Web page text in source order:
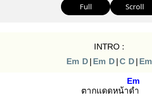
Full Scroll
INTRO :
Em D | Em D | C D | Em
ตากแดดหน้าดำ
Em